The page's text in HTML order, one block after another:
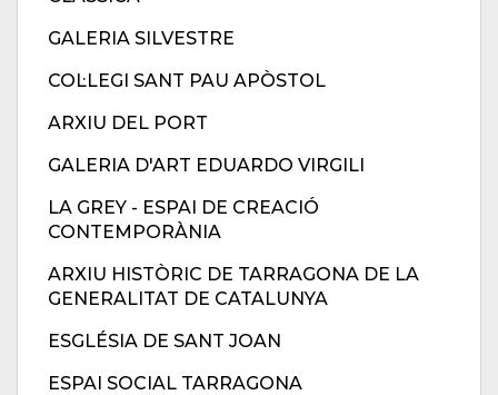
GALERIA SILVESTRE
COL·LEGI SANT PAU APÒSTOL
ARXIU DEL PORT
GALERIA D'ART EDUARDO VIRGILI
LA GREY - ESPAI DE CREACIÓ
CONTEMPORÀNIA
ARXIU HISTÒRIC DE TARRAGONA DE LA
GENERALITAT DE CATALUNYA
ESGLÉSIA DE SANT JOAN
ESPAI SOCIAL TARRAGONA